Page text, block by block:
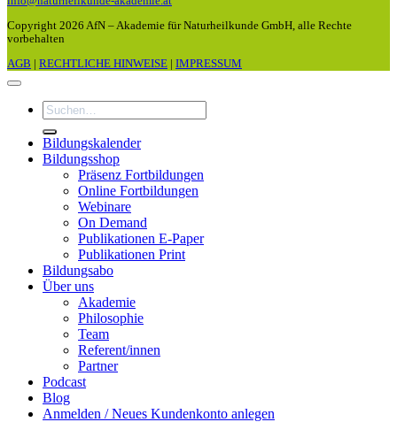
Copyright 2026 AfN – Akademie für Naturheilkunde GmbH, alle Rechte
vorbehalten
AGB | RECHTLICHE HINWEISE | IMPRESSUM
Suchen
nach:
Bildungskalender
Bildungsshop
Präsenz Fortbildungen
Online Fortbildungen
Webinare
On Demand
Publikationen E-Paper
Publikationen Print
Bildungsabo
Über uns
Akademie
Philosophie
Team
Referent/innen
Partner
Podcast
Blog
Anmelden / Neues Kundenkonto anlegen